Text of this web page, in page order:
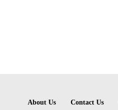
About Us Contact Us